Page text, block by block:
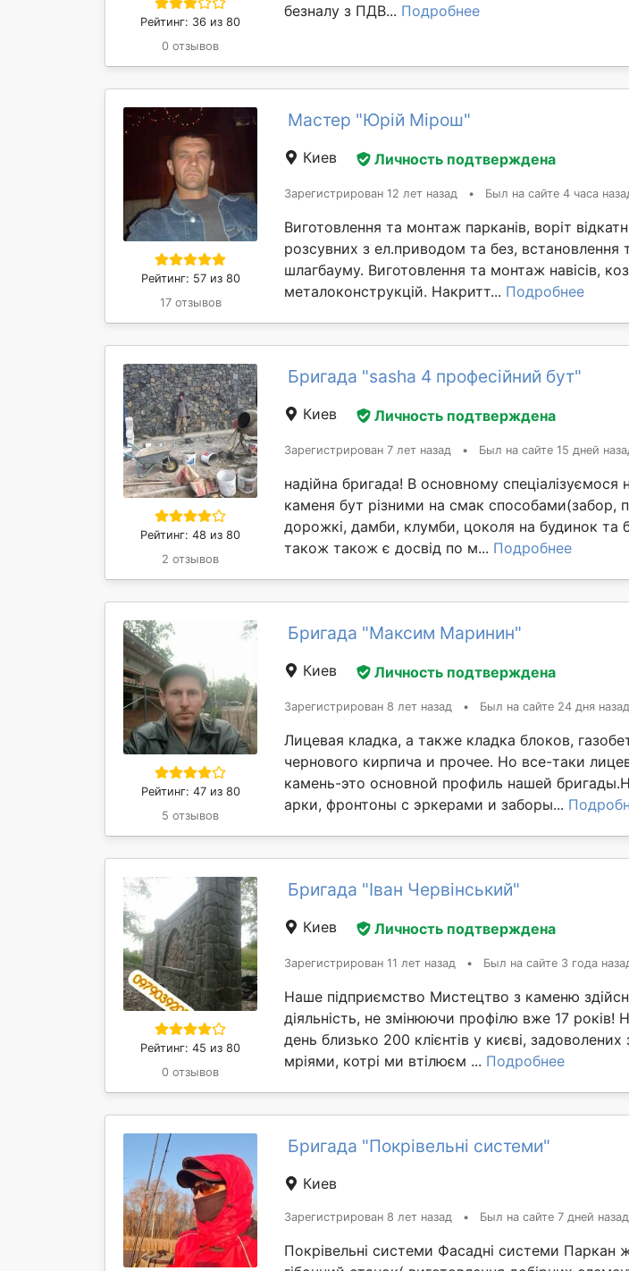
Рейтинг: 36 из 80
0 отзывов
безналу з ПДВ... Подробнее
Рейтинг: 57 из 80
17 отзывов
Мастер "Юрій Мірош"
Киев Личность подтверждена
Зарегистрирован 12 лет назад • Был на сайте 4 часа
Виготовлення та монтаж парканів, воріт
розсувних з ел.приводом та без, встановлення
шлагбауму. Виготовлення та монтаж навісів,
металоконструкцій. Накритт... Подробнее
Рейтинг: 48 из 80
2 отзывов
Бригада "sasha 4 професійний бут"
Киев Личность подтверждена
Зарегистрирован 7 лет назад • Был на сайте 15 дней
надійна бригада! В основному спеціалізуємося
каменя бут різними на смак способами(забор,
дорожкі, дамби, клумби, цоколя на будинок та
також також є досвід по м... Подробнее
Рейтинг: 47 из 80
5 отзывов
Бригада "Максим Маринин"
Киев Личность подтверждена
Зарегистрирован 8 лет назад • Был на сайте 24 дня назад
Лицевая кладка, а также кладка блоков,
чернового кирпича и прочее. Но все-таки
камень-это основной профиль нашей
арки, фронтоны с эркерами и заборы...
Рейтинг: 45 из 80
0 отзывов
Бригада "Іван Червінський"
Киев Личность подтверждена
Зарегистрирован 11 лет назад • Был на сайте 3 года
​​​Наше підприємство Мистецтво з каменю
діяльність, не змінюючи профілю вже 17 років!
день близько 200 клієнтів у києві, задоволених
мріями, котрі ми втілюєм ... Подробнее
Бригада "Покрівельні системи"
Киев
Зарегистрирован 8 лет назад • Был на сайте 7 дней назад
Покрівельні системи Фасадні системи Паркан